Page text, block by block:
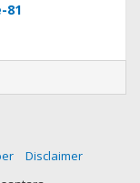
81
Disclaimer